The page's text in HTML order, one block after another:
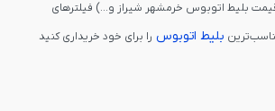
بلیط اتوبوس خرمشهر شیراز و...) فیلترهای
بلیط اتوبوس را برای خود خریداری کنید